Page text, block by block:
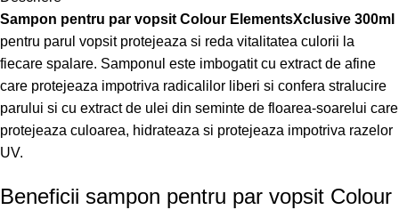
Sampon pentru par vopsit Colour ElementsXclusive 300ml
pentru parul vopsit protejeaza si reda vitalitatea culorii la
fiecare spalare. Samponul este imbogatit cu extract de afine
care protejeaza impotriva radicalilor liberi si confera stralucire
parului si cu extract de ulei din seminte de floarea-soarelui care
protejeaza culoarea, hidrateaza si protejeaza impotriva razelor
UV.
Beneficii sampon pentru par vopsit Colour